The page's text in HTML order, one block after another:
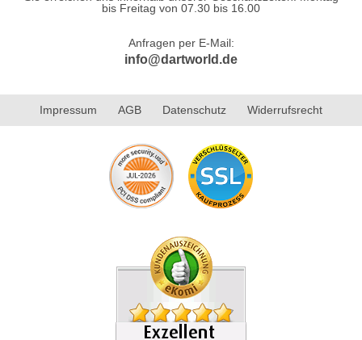
bis Freitag von 07.30 bis 16.00
Anfragen per E-Mail:
info@dartworld.de
Impressum AGB Datenschutz Widerrufsrecht